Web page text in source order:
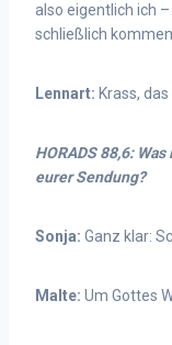
also eigentlich ich
schließlich
Lennart: Krass,
HORADS 88,6:
eurer Sendung?
Sonja: Ganz klar:
Malte: Um Gottes